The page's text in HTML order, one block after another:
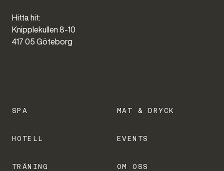
• En resortkänsla året runt
Hitta hit:
Knipplekullen 8-10
417 05 Göteborg
SPA
HOTELL
TRÄNING
MAT & DRYCK
EVENTS
OM OSS